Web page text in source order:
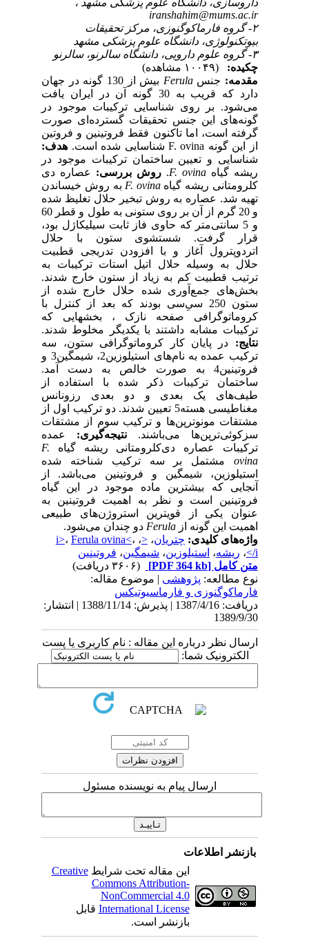
داروسازی، دانشگاه علوم پزشکی مشهد ،
iranshahim@mums.ac.ir
۲- گروه فارماکوگنوزی، مرکز تحقیقات
بیوتکنولوژی، دانشگاه علوم پزشکی مشهد
چکیده:
(۱۰۰۴۹ مشاهده)
مقدمه:جنسFerula
بیش از 130 گونه در جهان
دارد که قریب به 30 گونه آن در ایران یافت
می‌شود. بر روی شناسایی ترکیبات موجود در
گونه‌های این جنس تحقیقات گسترده‌ای صورت
گرفته است، اما تاکنون فقط فروتینین و فروتین
از این گونه F. ovina شناسایی شده است.
هدف:
شناسایی و تعیین ساختمان ترکیبات موجود در
ریشه گیاهF. ovina
. روش بررسی:عصاره دی
کلرومتانی ریشه گیاهF. ovinaبه روش خیساندن
تهیه شد. عصاره به روش تبخیر حلال تغلیظ شده
و 20 گرم از آن بر روی ستونی به طول و قطر 60
و 5 سانتی‌متر که حاوی فاز ثابت سیلیکاژل بود،
قرار گرفت. شستشوی ستون با حلال
اتردوپترول آغاز و با افزودن تدریجی قطبیت
حلال به وسیله حلال اتیل استات ترکیبات به
ترتیب قطبیت کم به زیاد از ستون خارج شدند.
بخش‌های جمع‌آوری شده حلال خارج شده از
ستون 250 سی‌ِسی بودند که بعد از کنترل با
کروماتوگرافی صفحه نازک ، بخشهایی که
ترکیبات مشابه داشتند با یکدیگر مخلوط شدند.
نتایج:در پایان کار کروماتوگرافی ستون، سه
ترکیب عمده به نام‌های استیلوزین2، شیمگین3 و
فروتینین4 به صورت خالص به دست آمد.
ساختمان ترکیبات ذکر شده با استفاده از
طیف‌های یک بعدی و دو بعدی رزونانس
مغناطیسی هسته5 تعیین شدند. دو ترکیب اول از
مشتقات مونوترپن‌ها و ترکیب سوم از مشتقات
سزکوئی‌ترپن‌ها می‌باشند.نتیجه‌گیری:عمده
ترکیبات عصاره‌ دی‌کلرومتانی ریشه گیاهF.
ovinaمشتمل بر سه ترکیب شناخته شده
استیلوزین، شیمگین و فروتینین می‌باشد. از
آنجایی که بیشترین ماده موجود در این گیاه
فروتینین است و نظر به اهمیت فروتینین به
عنوان یکی از قویترین استروژن‌های طبیعی
اهمیت این گونه ازFerulaدو چندان می‌شود.
واژه‌های کلیدی:چتریان ،<، i>،Ferula ovina< ،
،ریشه،استیلوزین،شیمگین،فروتینین
متن کامل[PDF 364 kb]
(۳۶۰۶ دریافت)
نوع مطالعه:پژوهشی| موضوع مقاله:
فارماكوگنوزی و فارماسيوتيكس
دریافت: 1387/4/16 | پذیرش: 1388/11/14 | انتشار:
1389/9/30
ارسال نظر درباره این مقاله : نام کاربری یا پست
الکترونیک شما:
ارسال پیام به نویسنده مسئول
بازنشر اطلاعات
این مقاله تحت شرایط Creative
Commons Attribution-
NonCommercial 4.0
International Licenseقابل
بازنشر است.